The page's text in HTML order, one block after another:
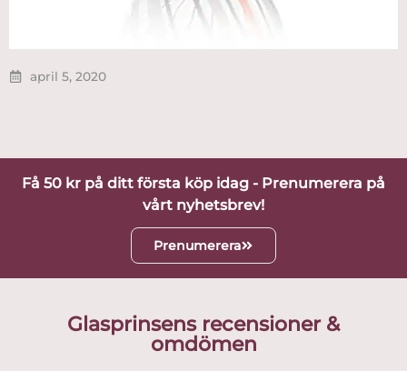
april 5, 2020
Få 50 kr på ditt första köp idag - Prenumerera på
vårt nyhetsbrev!
Prenumerera
Glasprinsens recensioner &
omdömen